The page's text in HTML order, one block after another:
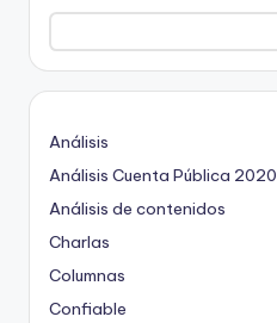
Análisis
Análisis Cuenta Pública 2020
Análisis de contenidos
Charlas
Columnas
Confiable